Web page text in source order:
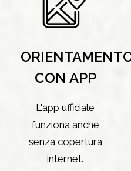
CON APP
L'app ufficiale
funziona anche
senza copertura
internet.